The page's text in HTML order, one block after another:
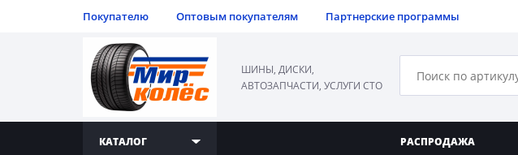
Покупателю Оптовым покупателям Партнерские программы
ШИНЫ, ДИСКИ,
АВТОЗАПЧАСТИ, УСЛУГИ СТО
КАТАЛОГ РАСПРОДАЖА